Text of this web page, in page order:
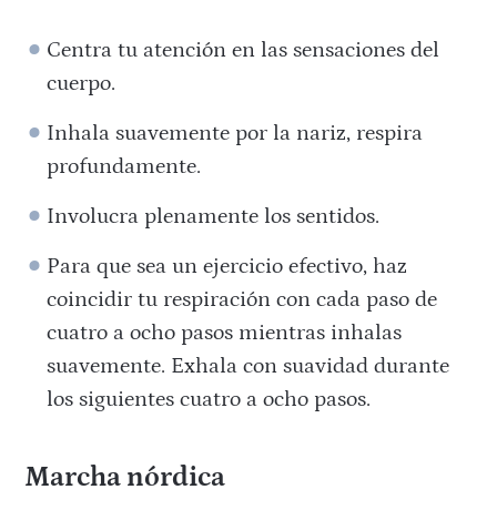
Centra tu atención en las sensaciones del
cuerpo.
Inhala suavemente por la nariz, respira
profundamente.
Involucra plenamente los sentidos.
Para que sea un ejercicio efectivo, haz
coincidir tu respiración con cada paso de
cuatro a ocho pasos mientras inhalas
suavemente. Exhala con suavidad durante
los siguientes cuatro a ocho pasos.
Marcha nórdica